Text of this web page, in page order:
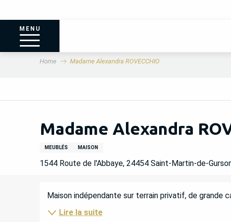
MENU
Home Madame Alexandra ROVECCHIO
Madame Alexandra
MEUBLÉS MAISON
1544 Route de l'Abbaye, 24454 Saint-Martin-de-
DESCRIPTION
Maison indépendante sur terrain privatif, de grande
Lire la suite